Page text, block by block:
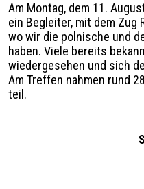
Am Montag, dem 11.
ein Begleiter, mit dem Zug
wo wir die polnische und
haben. Viele bereits
wiedergesehen und sich
Am Treffen nahmen rund
teil.